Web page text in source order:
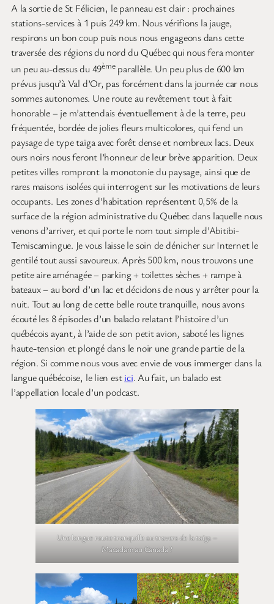
A la sortie de St Félicien, le panneau est clair : prochaines
stations-services à 1 puis 249 km. Nous vérifions la jauge,
respirons un bon coup puis nous nous engageons dans cette
traversée des régions du nord du Québec qui nous fera monter
un peu au-dessus du 49èmeparallèle. Un peu plus de 600 km
prévus jusqu’à Val d’Or, pas forcément dans la journée car nous
sommes autonomes. Une route au revêtement tout à fait
honorable – je m’attendais éventuellement à de la terre, peu
fréquentée, bordée de jolies fleurs multicolores, qui fend un
paysage de type taïga avec forêt dense et nombreux lacs. Deux
ours noirs nous feront l’honneur de leur brève apparition. Deux
petites villes rompront la monotonie du paysage, ainsi que de
rares maisons isolées qui interrogent sur les motivations de leurs
occupants. Les zones d’habitation représentent 0,5% de la
surface de la région administrative du Québec dans laquelle nous
venons d’arriver, et qui porte le nom tout simple d’Abitibi-
Temiscamingue. Je vous laisse le soin de dénicher sur Internet le
gentilé tout aussi savoureux. Après 500 km, nous trouvons une
petite aire aménagée – parking + toilettes sèches + rampe à
bateaux – au bord d’un lac et décidons de nous y arrêter pour la
nuit. Tout au long de cette belle route tranquille, nous avons
écouté les 8 épisodes d’un balado relatant l’histoire d’un
québécois ayant, à l’aide de son petit avion, saboté les lignes
haute-tension et plongé dans le noir une grande partie de la
région. Si comme nous vous avec envie de vous immerger dans la
langue québécoise, le lien estici. Au fait, un balado est
l’appellation locale d’un podcast.
Une longue route tranquille au travers de la taïga –
Macadam au Canada ?